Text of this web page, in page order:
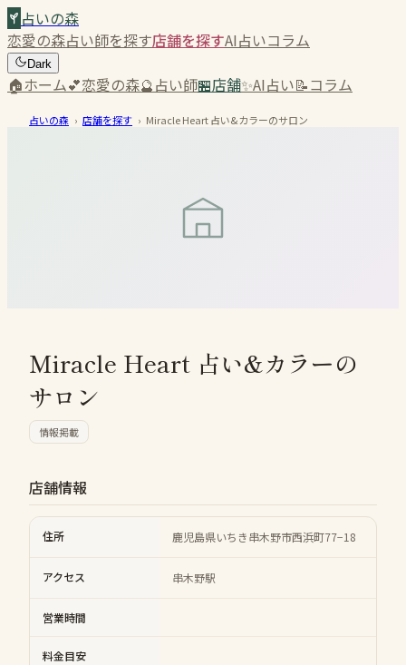
占いの森
恋愛の森占い師を探す店舗を探すAI占いコラム
Dark
🏠ホーム💕恋愛の森🔮占い師🏪店舗✨AI占い📝コラム
占いの森 › 店舗を探す › Miracle Heart 占い&カラーのサロン
Miracle Heart 占い&カラーの
サロン
情報掲載
店舗情報
住所 鹿児島県いちき串木野市西浜町77−18
アクセス 串木野駅
営業時間
料金目安